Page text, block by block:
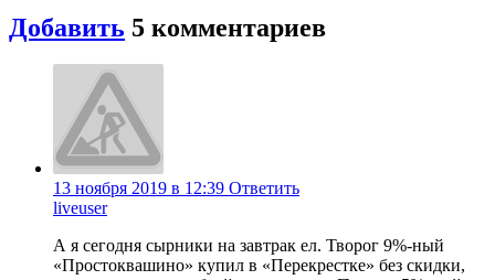
Добавить 5 комментариев
13 ноября 2019 в 12:39 Ответить
liveuser
А я сегодня сырники на завтрак ел. Творог 9%-ный
«Простоквашино» купил в «Перекрестке» без скидки,